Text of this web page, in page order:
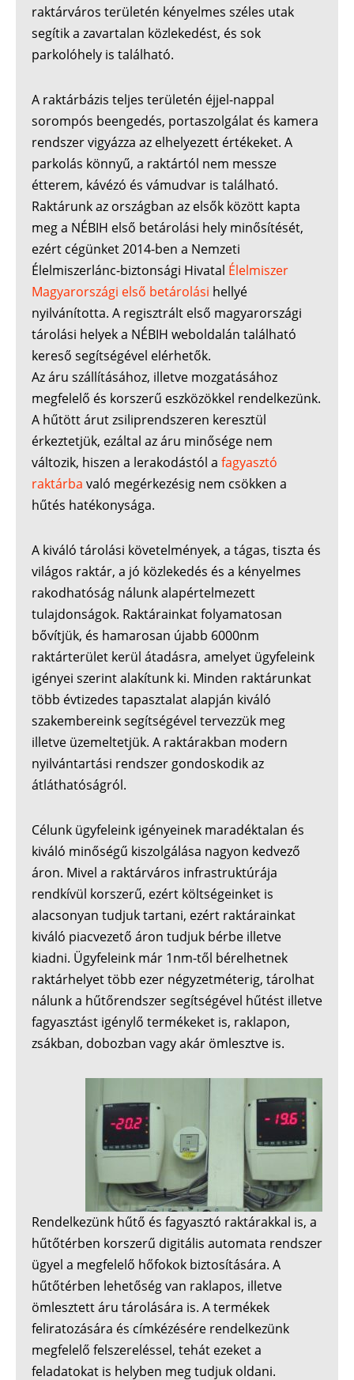
raktárváros területén kényelmes széles utak
segítik a zavartalan közlekedést, és sok
parkolóhely is található.
A raktárbázis teljes területén éjjel-nappal
sorompós beengedés, portaszolgálat és kamera
rendszer vigyázza az elhelyezett értékeket. A
parkolás könnyű, a raktártól nem messze
étterem, kávézó és vámudvar is található.
Raktárunk az országban az elsők között kapta
meg a NÉBIH első betárolási hely minősítését,
ezért cégünket 2014-ben a Nemzeti
Élelmiszerlánc-biztonsági Hivatal Élelmiszer
Magyarországi első betárolási hellyé
nyilvánította. A regisztrált első magyarországi
tárolási helyek a NÉBIH weboldalán található
kereső segítségével elérhetők.
Az áru szállításához, illetve mozgatásához
megfelelő és korszerű eszközökkel rendelkezünk.
A hűtött árut zsiliprendszeren keresztül
érkeztetjük, ezáltal az áru minősége nem
változik, hiszen a lerakodástól a fagyasztó
raktárba való megérkezésig nem csökken a
hűtés hatékonysága.
A kiváló tárolási követelmények, a tágas, tiszta és
világos raktár, a jó közlekedés és a kényelmes
rakodhatóság nálunk alapértelmezett
tulajdonságok. Raktárainkat folyamatosan
bővítjük, és hamarosan újabb 6000nm
raktárterület kerül átadásra, amelyet ügyfeleink
igényei szerint alakítunk ki. Minden raktárunkat
több évtizedes tapasztalat alapján kiváló
szakembereink segítségével tervezzük meg
illetve üzemeltetjük. A raktárakban modern
nyilvántartási rendszer gondoskodik az
átláthatóságról.
Célunk ügyfeleink igényeinek maradéktalan és
kiváló minőségű kiszolgálása nagyon kedvező
áron. Mivel a raktárváros infrastruktúrája
rendkívül korszerű, ezért költségeinket is
alacsonyan tudjuk tartani, ezért raktárainkat
kiváló piacvezető áron tudjuk bérbe illetve
kiadni. Ügyfeleink már 1nm-től bérelhetnek
raktárhelyet több ezer négyzetméterig, tárolhat
nálunk a hűtőrendszer segítségével hűtést illetve
fagyasztást igénylő termékeket is, raklapon,
zsákban, dobozban vagy akár ömlesztve is.
Rendelkezünk hűtő és fagyasztó raktárakkal is, a
hűtőtérben korszerű digitális automata rendszer
ügyel a megfelelő hőfokok biztosítására. A
hűtőtérben lehetőség van raklapos, illetve
ömlesztett áru tárolására is. A termékek
feliratozására és címkézésére rendelkezünk
megfelelő felszereléssel, tehát ezeket a
feladatokat is helyben meg tudjuk oldani.